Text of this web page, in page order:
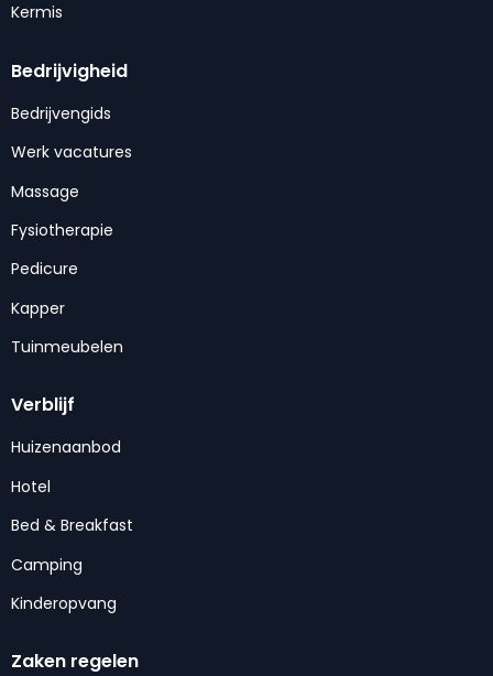
Kermis
Bedrijvigheid
Bedrijvengids
Werk vacatures
Massage
Fysiotherapie
Pedicure
Kapper
Tuinmeubelen
Verblijf
Huizenaanbod
Hotel
Bed & Breakfast
Camping
Kinderopvang
Zaken regelen